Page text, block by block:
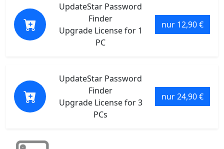
UpdateStar Password
Finder
Upgrade License for 1
PC
nur 12,90 €
UpdateStar Password
Finder
Upgrade License for 3
PCs
nur 24,90 €